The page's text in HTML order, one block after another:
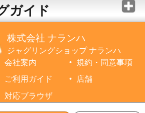
ガイド
株式会社 ナランハ
ジャグリングショップ ナランハ
会社案内
規約・同意事項
ご利用ガイド
店舗
対応ブラウザ
Inc. All Rights Reserved.